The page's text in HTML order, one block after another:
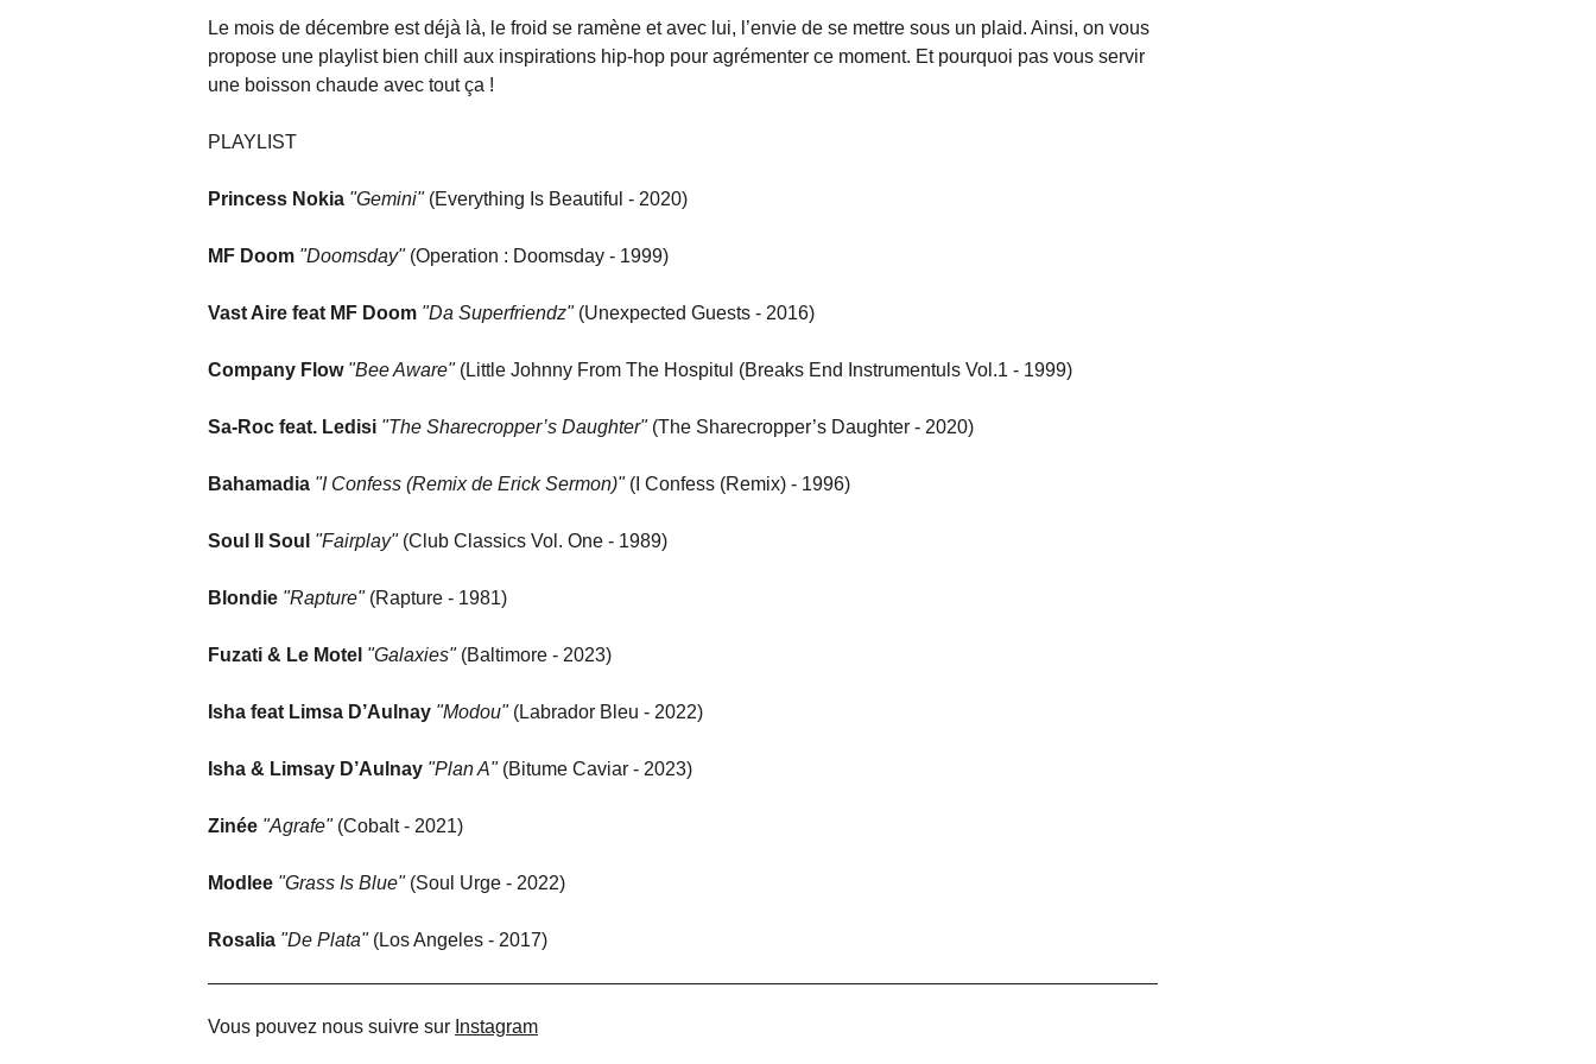
Le mois de décembre est déjà là, le froid se ramène et avec lui, l’envie de se mettre sous un plaid. Ainsi, on vous
propose une playlist bien chill aux inspirations hip-hop pour agrémenter ce moment. Et pourquoi pas vous servir
une boisson chaude avec tout ça !
PLAYLIST
Princess Nokia "Gemini"(Everything Is Beautiful - 2020)
MF Doom "Doomsday"(Operation : Doomsday - 1999)
Vast Aire feat MF Doom "Da Superfriendz"(Unexpected Guests - 2016)
Company Flow "Bee Aware"(Little Johnny From The Hospitul (Breaks End Instrumentuls Vol.1 - 1999)
Sa-Roc feat. Ledisi "The Sharecropper’s Daughter"(The Sharecropper’s Daughter - 2020)
Bahamadia "I Confess (Remix de Erick Sermon)"(I Confess (Remix) - 1996)
Soul II Soul "Fairplay"(Club Classics Vol. One - 1989)
Blondie "Rapture"(Rapture - 1981)
Fuzati & Le Motel "Galaxies"(Baltimore - 2023)
Isha feat Limsa D’Aulnay "Modou"(Labrador Bleu - 2022)
Isha & Limsay D’Aulnay "Plan A"(Bitume Caviar - 2023)
Zinée "Agrafe"(Cobalt - 2021)
Modlee "Grass Is Blue"(Soul Urge - 2022)
Rosalia "De Plata"(Los Angeles - 2017)
Vous pouvez nous suivre sur Instagram